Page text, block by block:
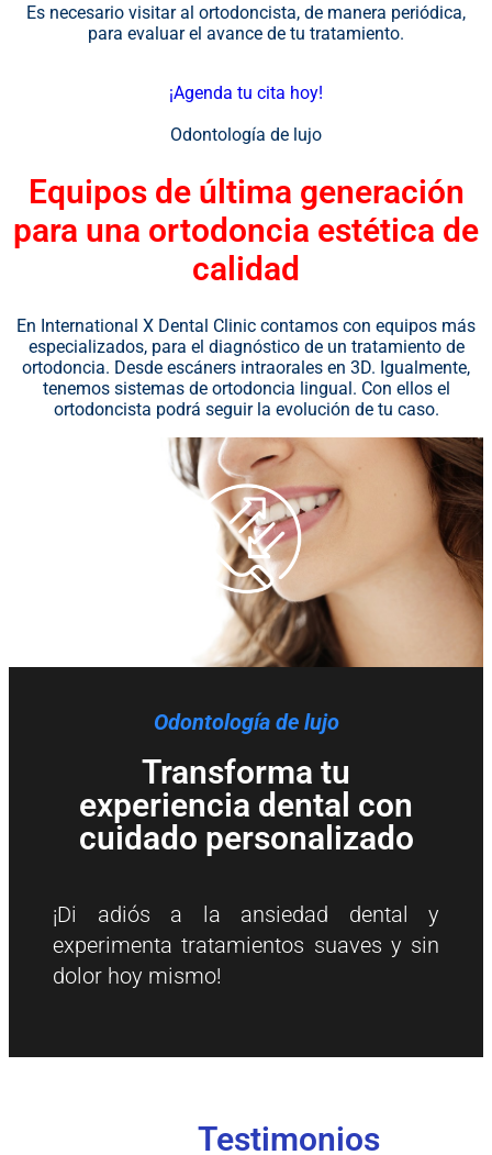
Es necesario visitar al ortodoncista, de manera periódica,
para evaluar el avance de tu tratamiento.
¡Agenda tu cita hoy!
Odontología de lujo
Equipos de última generación
para una ortodoncia estética de
calidad
En International X Dental Clinic contamos con equipos más
especializados, para el diagnóstico de un tratamiento de
ortodoncia. Desde escáners intraorales en 3D. Igualmente,
tenemos sistemas de ortodoncia lingual. Con ellos el
ortodoncista podrá seguir la evolución de tu caso.
Odontología de lujo
Transforma tu
experiencia dental con
cuidado personalizado
¡Di adiós a la ansiedad dental y
experimenta tratamientos suaves y sin
dolor hoy mismo!
Testimonios